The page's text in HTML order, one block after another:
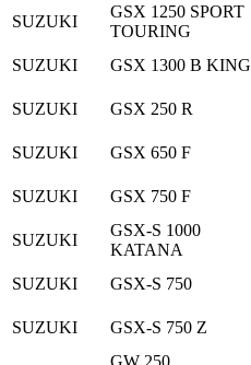
SUZUKI
GSX 1250 SPORT
TOURING
SUZUKI GSX 1300 B KING
SUZUKI GSX 250 R
SUZUKI GSX 650 F
SUZUKI GSX 750 F
SUZUKI
GSX-S 1000
KATANA
SUZUKI GSX-S 750
SUZUKI GSX-S 750 Z
GW 250